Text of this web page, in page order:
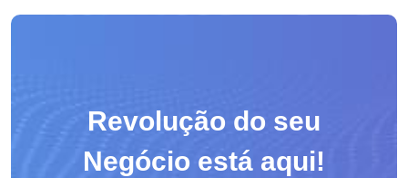
Revolução do seu
Negócio está aqui!